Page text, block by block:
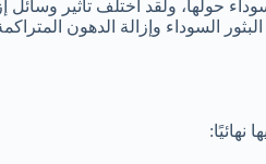
حولها، ولقد اختلف تأثير وسائل
السوداء وإزالة الدهون